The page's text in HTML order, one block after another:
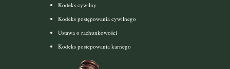
Kodeks cywilny
Kodeks postępowania cywilnego
Ustawa o rachunkowości
Kodeks postepowania karnego